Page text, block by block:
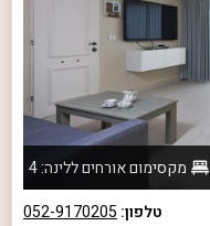
מקסימום אורחים ללינה: 4
טלפון: 052-9170205